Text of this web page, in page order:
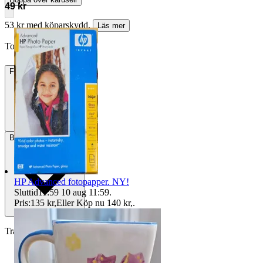
49 kr
53 kr med köparskydd.
Läs mer
TomOne vann auktionen
FraktFrån 55 kr
BetalningVia Tradera
Traderas köparskydd
HP Advanced fotopapper. NY!
Sluttid11:59 10 aug 11:59.
Pris:135 kr,Eller Köp nu 140 kr,.